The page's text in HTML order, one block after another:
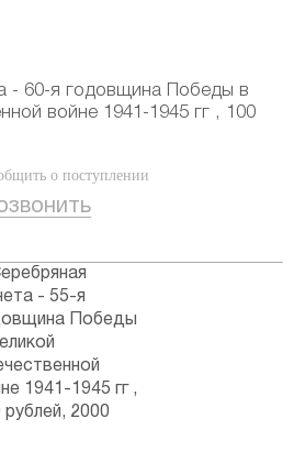
- 60-я годовщина Победы в
войне 1941-1945 гг , 100
о поступлении